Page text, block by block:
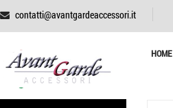
contatti@avantgardeaccessori.it
HOME